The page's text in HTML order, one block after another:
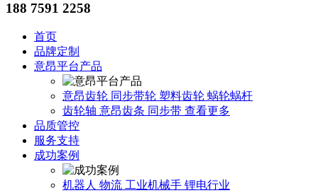
188 7591 2258
首页
品牌定制
意昂平台产品
意昂齿轮 同步带轮 塑料齿轮 蜗轮蜗杆
齿轮轴 意昂齿条 同步带 查看更多
品质管控
服务支持
成功案例
机器人 物流 工业机械手 锂电行业